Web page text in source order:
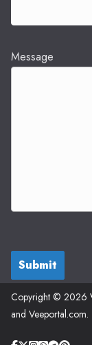
Message
Submit
Copyright © 2026
and Veeportal.com.